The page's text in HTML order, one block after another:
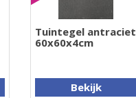
Tuintegel antraciet
60x60x4cm
Bekijk